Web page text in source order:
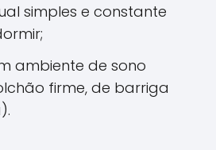
simples e constante
ambiente de sono
firme, de barriga